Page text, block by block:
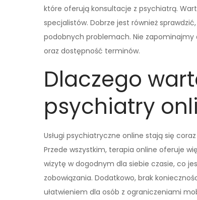
które oferują konsultacje z psychiatrą.
specjalistów. Dobrze jest również
podobnych problemach. Nie
oraz dostępność terminów.
Dlaczego
psychiatry
Usługi psychiatryczne online stają się
Przede wszystkim, terapia online oferuje
wizytę w dogodnym dla siebie czasie, co
zobowiązania. Dodatkowo, brak
ułatwieniem dla osób z ograniczeniami